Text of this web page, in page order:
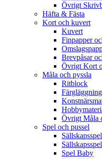
Övrigt
Häfta & Fästa
Kort och kuvert
Kuvert
Finpapper
Brevpåsar
Övrigt Kort
Måla och pyssla
Ritblock
Färgläggning
Övrigt Måla
Spel och pussel
Spel Baby